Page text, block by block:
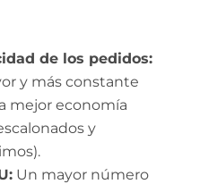
de los pedidos:
y más constante
mejor economía
y
Un mayor número